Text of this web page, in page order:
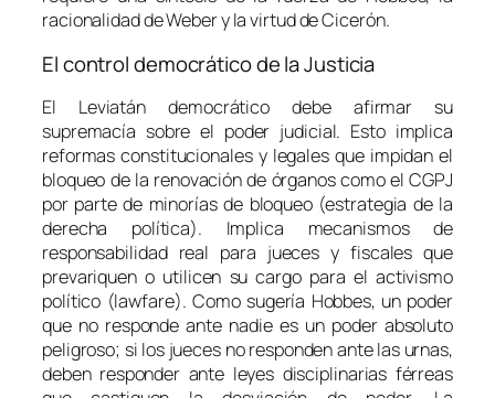
racionalidad de Weber y la virtud de Cicerón.
El control democrático de la Justicia
El Leviatán democrático debe afirmar su
supremacía sobre el poder judicial. Esto implica
reformas constitucionales y legales que impidan el
bloqueo de la renovación de órganos como el CGPJ
por parte de minorías de bloqueo (estrategia de la
derecha política). Implica mecanismos de
responsabilidad real para jueces y fiscales que
prevariquen o utilicen su cargo para el activismo
político (lawfare). Como sugería Hobbes, un poder
que no responde ante nadie es un poder absoluto
peligroso; si los jueces no responden ante las urnas,
deben responder ante leyes disciplinarias férreas